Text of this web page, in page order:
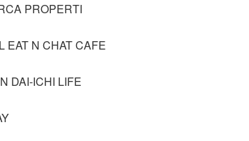
PROPERTI
EAT N CHAT CAFE
DAI-ICHI LIFE